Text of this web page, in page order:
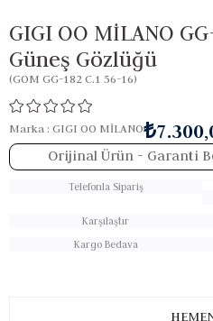
GIGI OO MİLANO
Güneş Gözlüğü
(GOM GG-182 C.1 56-16)
Marka : GIGI OO MİLANO
Orijinal Ürün - Garanti
Telefonla Sipariş
Karşılaştır
Kargo Bedava